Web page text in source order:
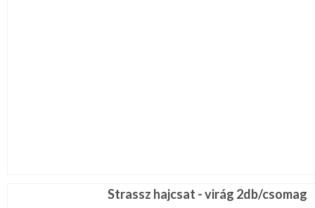
Strassz hajcsat - virág 2db/csomag